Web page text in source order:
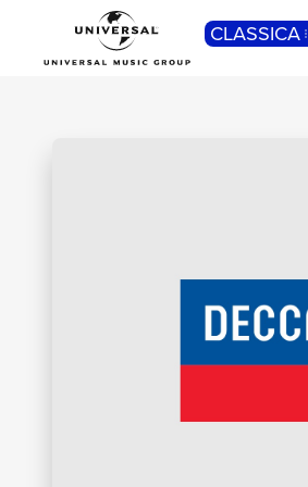
CLASSICA
POP